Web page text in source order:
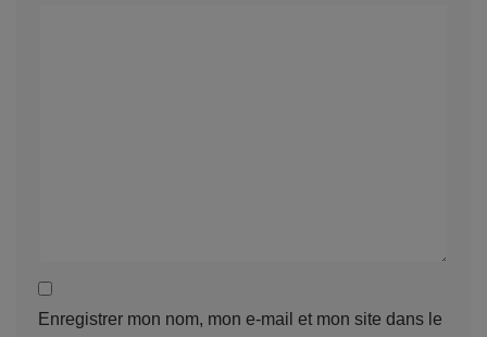
Enregistrer mon nom, mon e-mail et mon site dans le